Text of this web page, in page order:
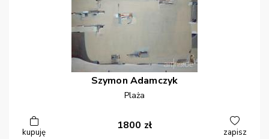
Szymon Adamczyk
Plaża
kupuję
1800 zł
zapisz